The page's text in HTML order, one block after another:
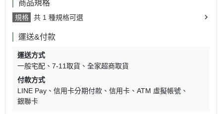
商品規格
規格 共 1 種規格可選
運送&付款
運送方式
一般宅配
7-11取貨
全家超商取貨
付款方式
LINE Pay
信用卡分期付款 信用卡
ATM 虛擬帳號
銀聯卡